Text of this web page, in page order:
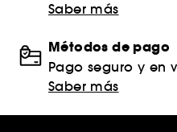
Saber más
Métodos de pago
Pago seguro y en
Saber más